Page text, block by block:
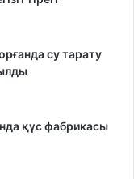
су тарату
құс фабрикасы